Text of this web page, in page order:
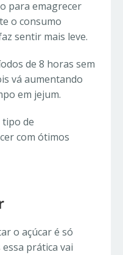
para emagrecer
o consumo
sentir mais leve.
de 8 horas sem
vá aumentando
em jejum.
tipo de
com ótimos
o açúcar é só
prática vai